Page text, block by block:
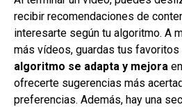
recibir recomendaciones de
interesarte según tu algoritmo. A
más vídeos, guardas tus
algoritmo se adapta y mejora
ofrecerte sugerencias más
preferencias. Además, hay una